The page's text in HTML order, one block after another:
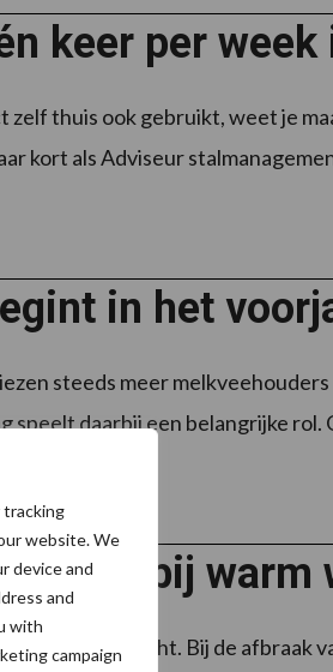
tracking
website. We
device and
and
with
campaign
keer per week
thuis ook gebruikt, weet je
kort als Adviseur
in het
steeds meer
daarbij een belangrijke rol.
bij warm
extra aandacht. Bij de afbraak